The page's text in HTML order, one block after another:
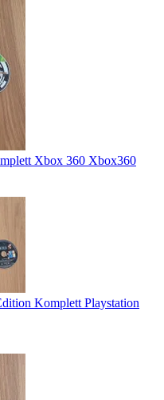
Xbox 360 Xbox360
Komplett Playstation